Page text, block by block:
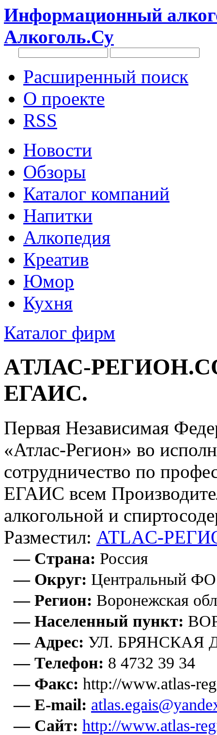
Информационный
Алкоголь.Су
Расширенный поиск
О проекте
RSS
Новости
Обзоры
Каталог компаний
Напитки
Алкопедия
Креатив
Юмор
Кухня
Каталог фирм
AТЛАС-
ЕГАИС.
Первая Независимая
«Атлас-Регион» во
сотрудничество по
ЕГАИС всем
алкогольной и
Разместил: ATLAC-
— Страна: Россия
— Округ: Центральный ФО
— Регион: Воронежская
— Населенный пункт:
— Адрес: УЛ. БРЯНСКАЯ
— Телефон: 8 4732 39 34
— Факс: http://www.atlas-
— E-mail:
— Сайт: http://www.atlas-